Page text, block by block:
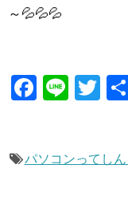
～💦💦💦
F
e
Li
T
er
パソコンってし